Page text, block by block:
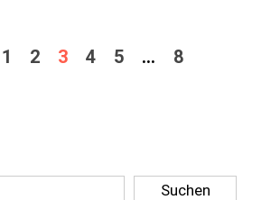
1 2 3 4 5 …
8
Suchen